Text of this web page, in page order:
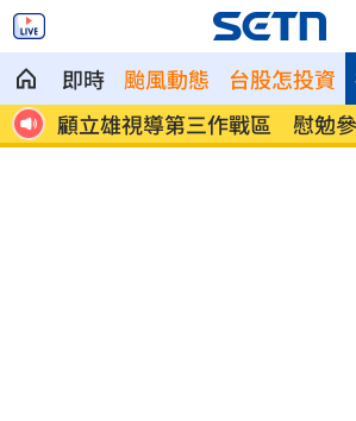
即時 颱風動態 台股怎投資
官兵辛
放雙手騎車喊手麻！騎